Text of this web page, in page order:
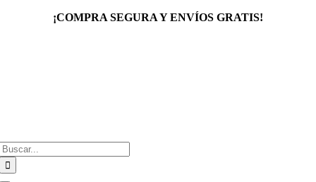
¡COMPRA SEGURA Y ENVÍOS GRATIS!